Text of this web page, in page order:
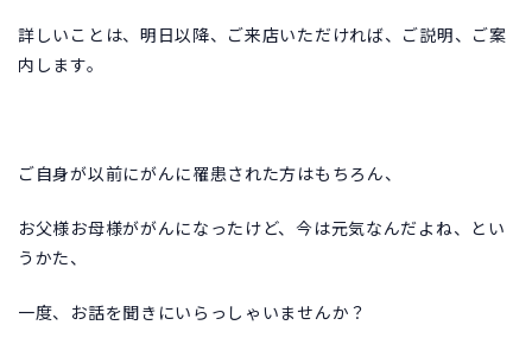
詳しいことは、明日以降、ご来店いただければ、ご説明、ご案
内します。
ご自身が以前にがんに罹患された方はもちろん、
お父様お母様ががんになったけど、今は元気なんだよね、とい
うかた、
一度、お話を聞きにいらっしゃいませんか？